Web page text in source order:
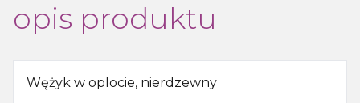
opis produktu
Wężyk w oplocie, nierdzewny